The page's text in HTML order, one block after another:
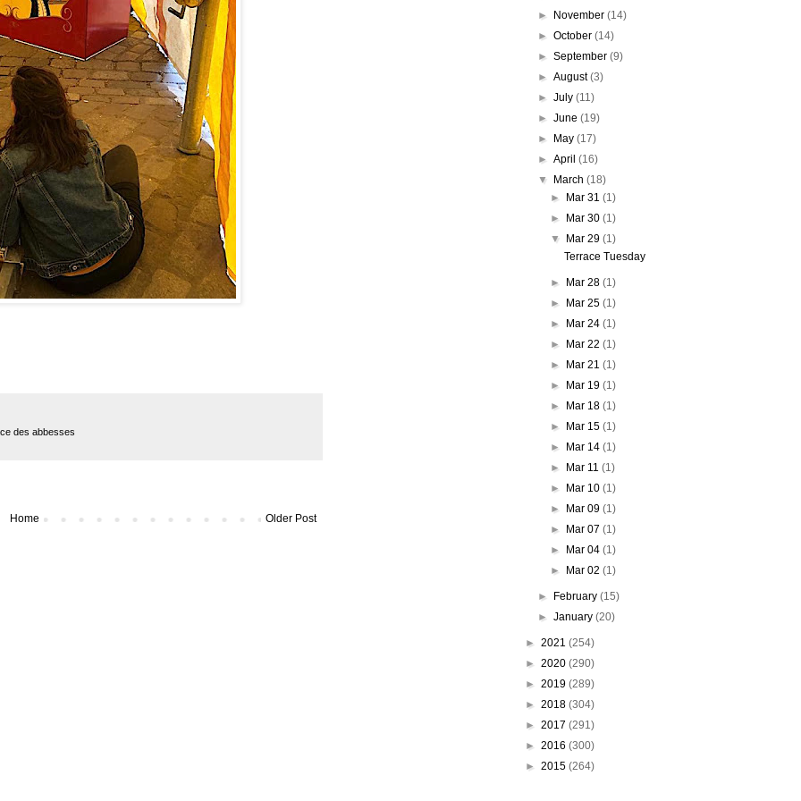
des abbesses
Older Post
Home
►
November (14)
► October (14)
► September (9)
► August(3)
► July (11)
► June (19)
►
May (17)
► April (16)
▼
March (18)
►
Mar 31(1)
►
Mar 30(1)
▼
Mar 29(1)
Terrace Tuesday
► Mar 28(1)
►
Mar 25(1)
►
Mar 24(1)
►
Mar 22(1)
►
Mar 21(1)
►
Mar 19(1)
►
Mar 18(1)
►
Mar 15(1)
►
Mar 14(1)
►
Mar 11(1)
►
Mar 10(1)
►
Mar 09(1)
►
Mar 07(1)
►
Mar 04(1)
►
Mar 02(1)
► February (15)
► January (20)
► 2021 (254)
► 2020 (290)
► 2019 (289)
► 2018 (304)
► 2017 (291)
► 2016 (300)
► 2015 (264)